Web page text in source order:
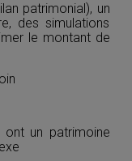
patrimonial), un
des simulations
le montant de
ont un patrimoine